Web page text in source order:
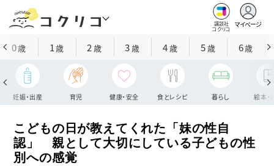
講談社
コクリコ
マイページ
0歳 1歳 2 歳 3歳 4歳 5歳 6歳
妊娠・出産 育児 健康・安全 食とレシピ 暮らし 絵本・
こどもの日が教えてくれた「妹の性自
認」 親として大切にしている子どもの性
別への感覚